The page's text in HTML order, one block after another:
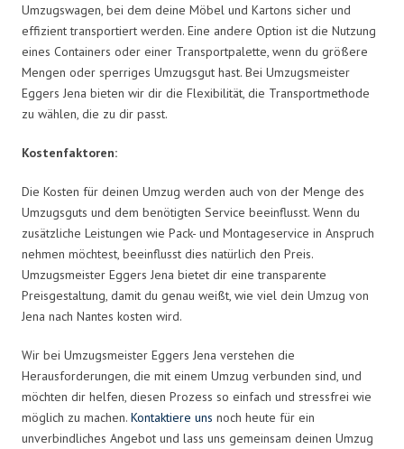
Umzugswagen, bei dem deine Möbel und Kartons sicher und
effizient transportiert werden. Eine andere Option ist die Nutzung
eines Containers oder einer Transportpalette, wenn du größere
Mengen oder sperriges Umzugsgut hast. Bei Umzugsmeister
Eggers Jena bieten wir dir die Flexibilität, die Transportmethode
zu wählen, die zu dir passt.
Kostenfaktoren:
Die Kosten für deinen Umzug werden auch von der Menge des
Umzugsguts und dem benötigten Service beeinflusst. Wenn du
zusätzliche Leistungen wie Pack- und Montageservice in Anspruch
nehmen möchtest, beeinflusst dies natürlich den Preis.
Umzugsmeister Eggers Jena bietet dir eine transparente
Preisgestaltung, damit du genau weißt, wie viel dein Umzug von
Jena nach Nantes kosten wird.
Wir bei Umzugsmeister Eggers Jena verstehen die
Herausforderungen, die mit einem Umzug verbunden sind, und
möchten dir helfen, diesen Prozess so einfach und stressfrei wie
möglich zu machen. Kontaktiere uns noch heute für ein
unverbindliches Angebot und lass uns gemeinsam deinen Umzug